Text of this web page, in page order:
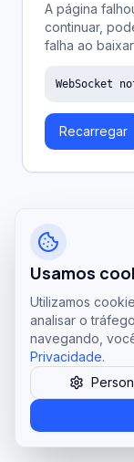
A página
continuar,
falha ao
WebSocket
Recarregar
Usamos
Utilizamos
analisar o
navegando,
Privacidade.